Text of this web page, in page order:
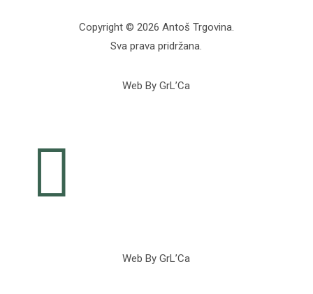
Copyright © 2026 Antoš Trgovina.
Sva prava pridržana.
Web By GrL’Ca

Web By GrL’Ca